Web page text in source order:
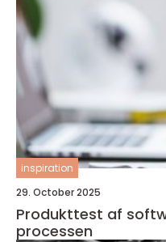
inspiration
29. October 2025
Produkttest af
processen